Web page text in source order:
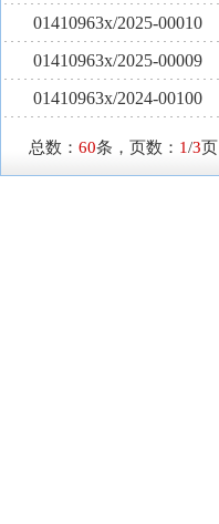
01410963x/2025-00010
01410963x/2025-00009
01410963x/2024-00100
总数： 60条，页数： 1/3页